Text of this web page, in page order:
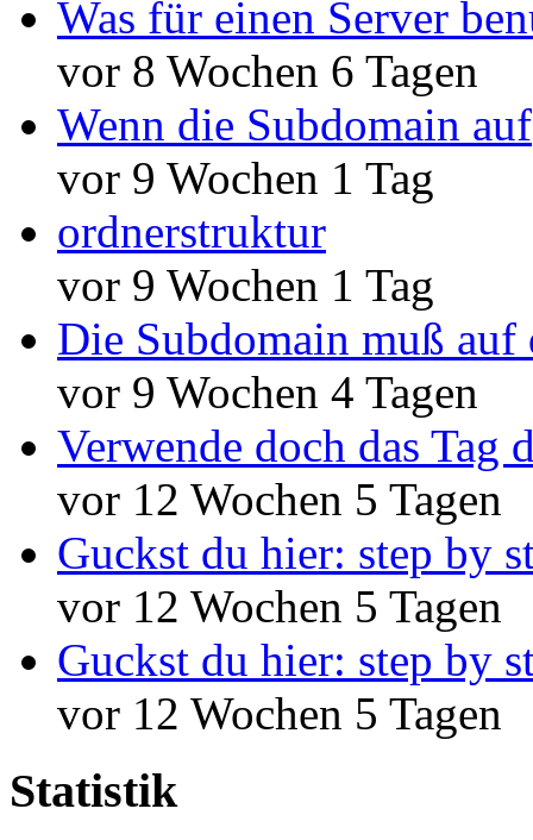
Was für einen Server
vor 8 Wochen 6 Tagen
Wenn die Subdomain auf
vor 9 Wochen 1 Tag
ordnerstruktur
vor 9 Wochen 1 Tag
Die Subdomain muß auf
vor 9 Wochen 4 Tagen
Verwende doch das Tag
vor 12 Wochen 5 Tagen
Guckst du hier: step by
vor 12 Wochen 5 Tagen
Guckst du hier: step by
vor 12 Wochen 5 Tagen
Statistik